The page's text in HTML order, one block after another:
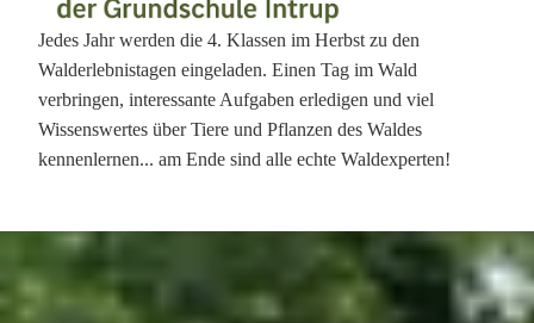
Jedes Jahr werden die 4. Klassen im Herbst zu den
Walderlebnistagen eingeladen. Einen Tag im Wald
verbringen, interessante Aufgaben erledigen und viel
Wissenswertes über Tiere und Pflanzen des Waldes
kennenlernen... am Ende sind alle echte Waldexperten!